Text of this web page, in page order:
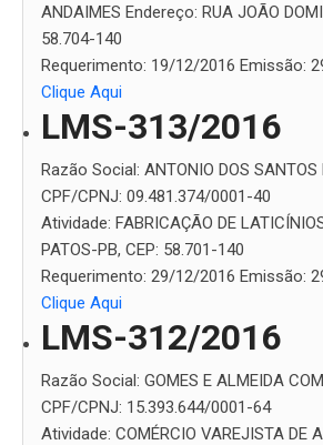
ANDAIMES Endereço: RUA JOÃO
58.704-140
Requerimento: 19/12/2016 Emissão:
Clique Aqui
LMS-313/2016
Razão Social: ANTONIO DOS SANTOS
CPF/CPNJ: 09.481.374/0001-40
Atividade: FABRICAÇÃO DE
PATOS-PB, CEP: 58.701-140
Requerimento: 29/12/2016 Emissão:
Clique Aqui
LMS-312/2016
Razão Social: GOMES E ALMEIDA
CPF/CPNJ: 15.393.644/0001-64
Atividade: COMÉRCIO VAREJISTA DE